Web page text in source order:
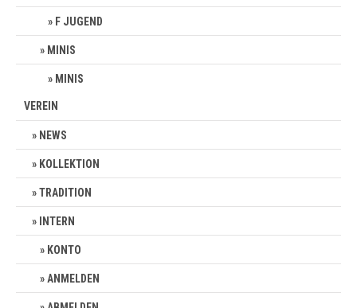
F JUGEND
MINIS
MINIS
VEREIN
NEWS
KOLLEKTION
TRADITION
INTERN
KONTO
ANMELDEN